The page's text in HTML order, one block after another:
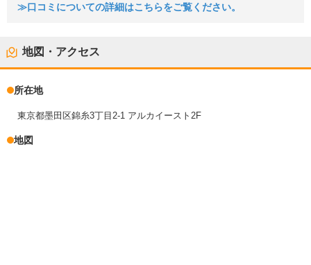
≫口コミについての詳細はこちらをご覧ください。
地図・アクセス
所在地
東京都墨田区錦糸3丁目2-1 アルカイースト2F
地図